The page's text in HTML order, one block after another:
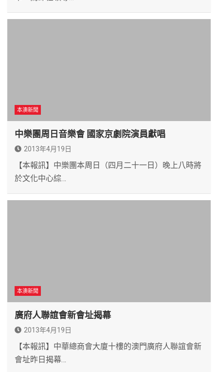
本澳新聞
中樂團周日音樂會 國家京劇院演員獻唱
2013年4月19日
【本報訊】中樂團本周日（四月二十一日）晚上八時將
於文化中心綜…
本澳新聞
廣府人聯誼會新會址揭幕
2013年4月19日
【本報訊】中華總商會大廈十樓的澳門廣府人聯誼會新
會址昨日揭幕…